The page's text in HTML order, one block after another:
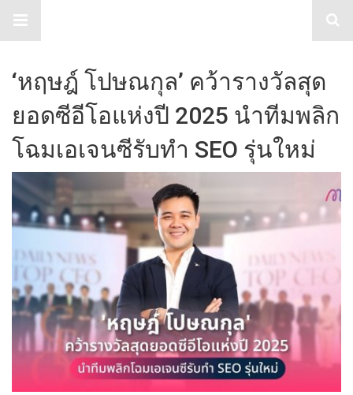
‘หฤษฎ์ โปษณกุล’ คว้ารางวัลสุด
ยอดซีอีโอแห่งปี 2025 นำทีมพลิก
โฉมเอเจนซีรับทำ SEO รุ่นใหม่